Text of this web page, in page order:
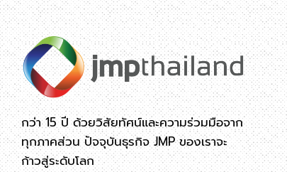
กว่า 15 ปี ด้วยวิสัยทัศน์และความร่วมมือจาก
ทุกภาคส่วน ปัจจุบันธุรกิจ JMP ของเราจะ
ก้าวสู่ระดับโลก